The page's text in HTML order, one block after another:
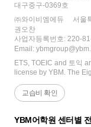
대구중구-0369호
㈜와이비엠에듀
서울
권오찬
사업자등록번호: 220-
Email:
ETS, TOEIC and 토익
license by YBM. The
교습비 확인
YBM어학원 센터별